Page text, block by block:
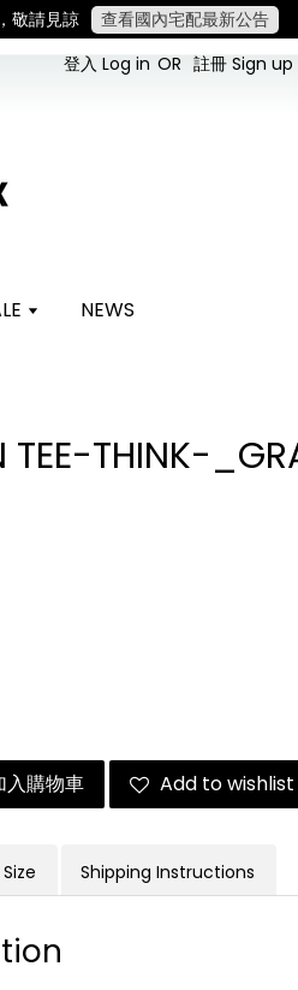
敬請見諒 查看國內宅配最新公告
登入 Log in OR 註冊 Sign up
NEWS
TEE-THINK-
入購物車 Add to wishlist
Size Shipping Instructions